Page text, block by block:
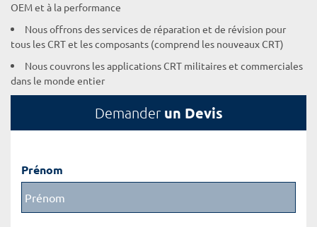
OEM et à la performance
Nous offrons des services de réparation et de révision pour
tous les CRT et les composants (comprend les nouveaux CRT)
Nous couvrons les applications CRT militaires et commerciales
dans le monde entier
Demander un Devis
Prénom